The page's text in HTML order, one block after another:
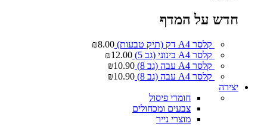
חדש על המדף
קלסר A4 דק (תיק טבעות) ₪8.00
קלסר A4 בינוני (גב 5)
₪12.00
קלסר A4 עבה (גב 8)
₪10.90
קלסר A4 עבה (גב 8)
₪10.90
יצירה
חומרי פיסול
צבעים ומכחולים
מוצרי נייר